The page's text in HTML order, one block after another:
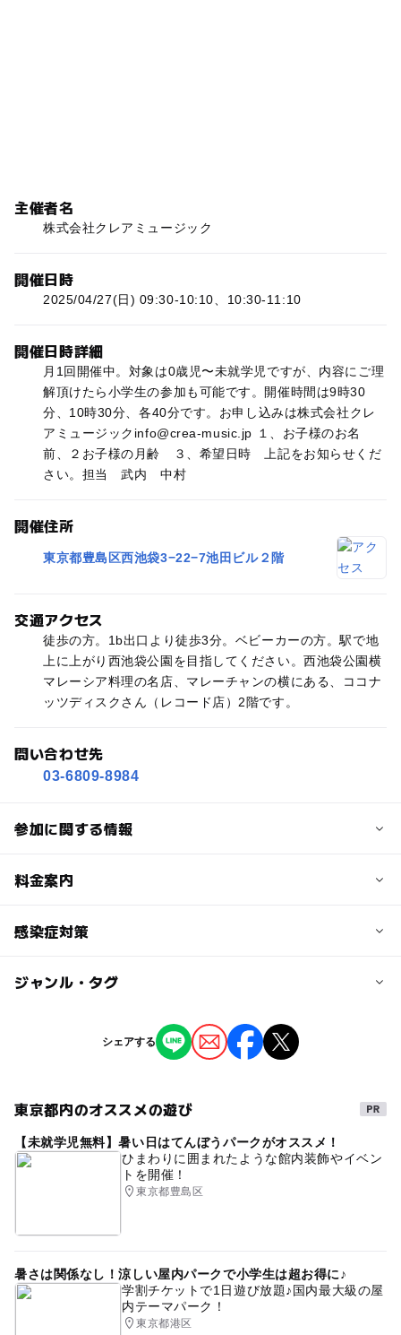
主催者名
株式会社クレアミュージック
開催日時
2025/04/27(日) 09:30-10:10、10:30-11:10
開催日時詳細
月1回開催中。対象は0歳児〜未就学児ですが、内容にご理
解頂けたら小学生の参加も可能です。開催時間は9時30
分、10時30分、各40分です。お申し込みは株式会社クレ
アミュージックinfo@crea-music.jp １、お子様のお名
前、２お子様の月齢 ３、希望日時 上記をお知らせくだ
さい。担当 武内 中村
開催住所
東京都豊島区西池袋3−22−7池田ビル２階
交通アクセス
徒歩の方。1b出口より徒歩3分。ベビーカーの方。駅で地
上に上がり西池袋公園を目指してください。西池袋公園横
マレーシア料理の名店、マレーチャンの横にある、ココナ
ッツディスクさん（レコード店）2階です。
問い合わせ先
03-6809-8984
参加に関する情報
定員
0歳･1歳･2歳の赤ちゃん(乳児･幼児)
3歳･4歳･5歳･6歳(幼児)
予約/応募
予約必要
応募方法
株式会社クレアミュージックinfo@crea-music.jp
料金案内
子供の料金
料です。
感染症対策
お子様1名に対して同伴者は1名でお願いしております。親
ジャンル・タグ
ものづくり・学び体験
タグ
0歳児 赤ちゃん ベビー リトミック バイオリン
西池袋
シェアする
東京都内のオススメの遊び
【未就学児無料】暑い日はてんぼうパークがオススメ！
ひまわりに囲まれたような館内装飾やイベン
トを開催！
東京都豊島区
暑さは関係なし！涼しい屋内パークで小学生は超お得に♪
学割チケットで1日遊び放題♪国内最大級の屋
内テーマパーク！
東京都港区